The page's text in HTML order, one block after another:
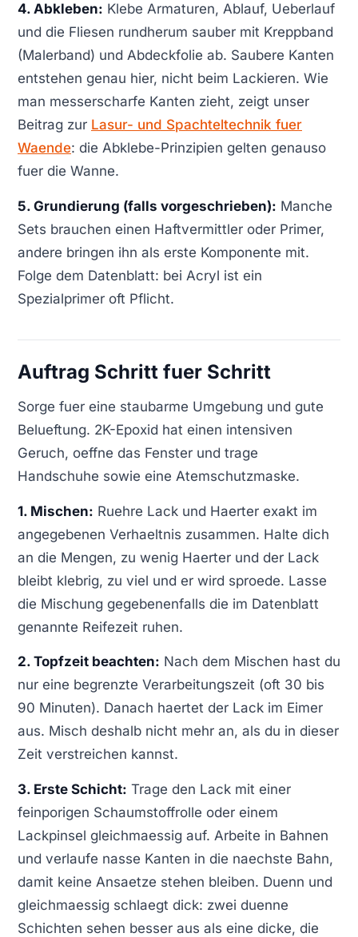
4. Abkleben: Klebe Armaturen, Ablauf, Ueberlauf
und die Fliesen rundherum sauber mit Kreppband
(Malerband) und Abdeckfolie ab. Saubere Kanten
entstehen genau hier, nicht beim Lackieren. Wie
man messerscharfe Kanten zieht, zeigt unser
Beitrag zur Lasur- und Spachteltechnik fuer
Waende: die Abklebe-Prinzipien gelten genauso
fuer die Wanne.
5. Grundierung (falls vorgeschrieben): Manche
Sets brauchen einen Haftvermittler oder Primer,
andere bringen ihn als erste Komponente mit.
Folge dem Datenblatt: bei Acryl ist ein
Spezialprimer oft Pflicht.
Auftrag Schritt fuer Schritt
Sorge fuer eine staubarme Umgebung und gute
Belueftung. 2K-Epoxid hat einen intensiven
Geruch, oeffne das Fenster und trage
Handschuhe sowie eine Atemschutzmaske.
1. Mischen: Ruehre Lack und Haerter exakt im
angegebenen Verhaeltnis zusammen. Halte dich
an die Mengen, zu wenig Haerter und der Lack
bleibt klebrig, zu viel und er wird sproede. Lasse
die Mischung gegebenenfalls die im Datenblatt
genannte Reifezeit ruhen.
2. Topfzeit beachten: Nach dem Mischen hast du
nur eine begrenzte Verarbeitungszeit (oft 30 bis
90 Minuten). Danach haertet der Lack im Eimer
aus. Misch deshalb nicht mehr an, als du in dieser
Zeit verstreichen kannst.
3. Erste Schicht: Trage den Lack mit einer
feinporigen Schaumstoffrolle oder einem
Lackpinsel gleichmaessig auf. Arbeite in Bahnen
und verlaufe nasse Kanten in die naechste Bahn,
damit keine Ansaetze stehen bleiben. Duenn und
gleichmaessig schlaegt dick: zwei duenne
Schichten sehen besser aus als eine dicke, die